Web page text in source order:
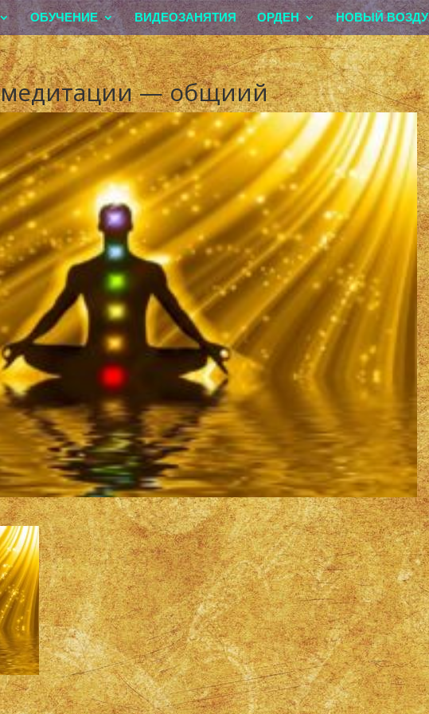
ОБУЧЕНИЕ ВИДЕОЗАНЯТИЯ ОРДЕН НОВЫЙ
медитации — общиий